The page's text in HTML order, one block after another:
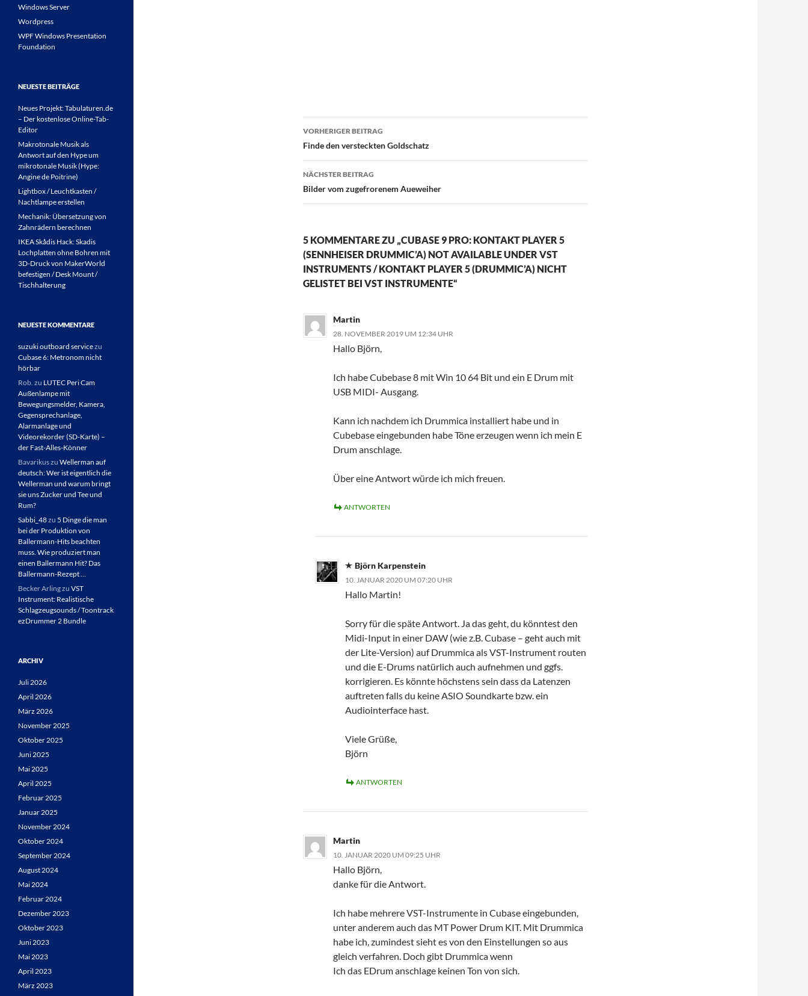
Beitragsnavigation
VORHERIGER BEITRAG
Finde den versteckten Goldschatz
NÄCHSTER BEITRAG
Bilder vom zugefrorenem Aueweiher
5 KOMMENTARE ZU „CUBASE 9 PRO: KONTAKT PLAYER 5
(SENNHEISER DRUMMIC’A) NOT AVAILABLE UNDER VST
INSTRUMENTS / KONTAKT PLAYER 5 (DRUMMIC’A) NICHT
GELISTET BEI VST INSTRUMENTE“
Martin
28. NOVEMBER 2019 UM 12:34 UHR
Hallo Björn,
Ich habe Cubebase 8 mit Win 10 64 Bit und ein E Drum mit
USB MIDI- Ausgang.
Kann ich nachdem ich Drummica installiert habe und in
Cubebase eingebunden habe Töne erzeugen wenn ich mein E
Drum anschlage.
Über eine Antwort würde ich mich freuen.
ANTWORTEN
Björn Karpenstein
10. JANUAR 2020 UM 07:20 UHR
Hallo Martin!
Sorry für die späte Antwort. Ja das geht, du könntest den
Midi-Input in einer DAW (wie z.B. Cubase – geht auch mit
der Lite-Version) auf Drummica als VST-Instrument routen
und die E-Drums natürlich auch aufnehmen und ggfs.
korrigieren. Es könnte höchstens sein dass da Latenzen
auftreten falls du keine ASIO Soundkarte bzw. ein
Audiointerface hast.
Viele Grüße,
Björn
ANTWORTEN
Martin
10. JANUAR 2020 UM 09:25 UHR
Hallo Björn,
danke für die Antwort.
Ich habe mehrere VST-Instrumente in Cubase eingebunden,
unter anderem auch das MT Power Drum KIT. Mit Drummica
habe ich, zumindest sieht es von den Einstellungen so aus
gleich verfahren. Doch gibt Drummica wenn
Ich das EDrum anschlage keinen Ton von sich.
Windows Server
Wordpress
WPF Windows Presentation
Foundation
NEUESTE BEITRÄGE
Neues Projekt: Tabulaturen.de
– Der kostenlose Online-Tab-
Editor
Makrotonale Musik als
Antwort auf den Hype um
mikrotonale Musik (Hype:
Angine de Poitrine)
Lightbox / Leuchtkasten /
Nachtlampe erstellen
Mechanik: Übersetzung von
Zahnrädern berechnen
IKEA Skådis Hack: Skadis
Lochplatten ohne Bohren mit
3D-Druck von MakerWorld
befestigen / Desk Mount /
Tischhalterung
NEUESTE KOMMENTARE
suzuki outboard servicezu
Cubase 6: Metronom nicht
hörbar
Rob. zu LUTEC Peri Cam
Außenlampe mit
Bewegungsmelder, Kamera,
Gegensprechanlage,
Alarmanlage und
Videorekorder (SD-Karte) –
der Fast-Alles-Könner
Bavarikuszu Wellerman auf
deutsch: Wer ist eigentlich die
Wellerman und warum bringt
sie uns Zucker und Tee und
Rum?
Sabbi_48zu 5 Dinge die man
bei der Produktion von
Ballermann-Hits beachten
muss. Wie produziert man
einen Ballermann Hit? Das
Ballermann-Rezept …
Becker Arlingzu VST
Instrument: Realistische
Schlagzeugsounds / Toontrack
ezDrummer 2 Bundle
ARCHIV
Juli 2026
April 2026
März 2026
November 2025
Oktober 2025
Juni 2025
Mai 2025
April 2025
Februar 2025
Januar 2025
November 2024
Oktober 2024
September 2024
August 2024
Mai 2024
Februar 2024
Dezember 2023
Oktober 2023
Juni 2023
Mai 2023
April 2023
März 2023